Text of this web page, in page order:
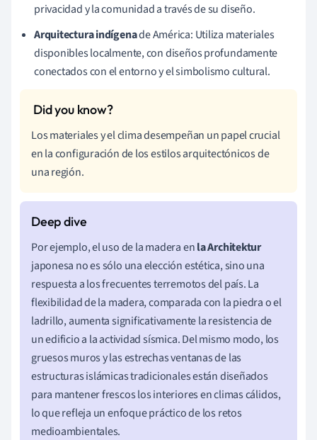
privacidad y la comunidad a través de su diseño.
Arquitectura indígenade América: Utiliza materiales
disponibles localmente, con diseños profundamente
conectados con el entorno y el simbolismo cultural.
Los materiales y el clima desempeñan un papel crucial
en la configuración de los estilos arquitectónicos de
una región.
Por ejemplo, el uso de la madera enla Architektur
japonesa no es sólo una elección estética, sino una
respuesta a los frecuentes terremotos del país. La
flexibilidad de la madera, comparada con la piedra o el
ladrillo, aumenta significativamente la resistencia de
un edificio a la actividad sísmica. Del mismo modo, los
gruesos muros y las estrechas ventanas de las
estructuras islámicas tradicionales están diseñados
para mantener frescos los interiores en climas cálidos,
lo que refleja un enfoque práctico de los retos
medioambientales.